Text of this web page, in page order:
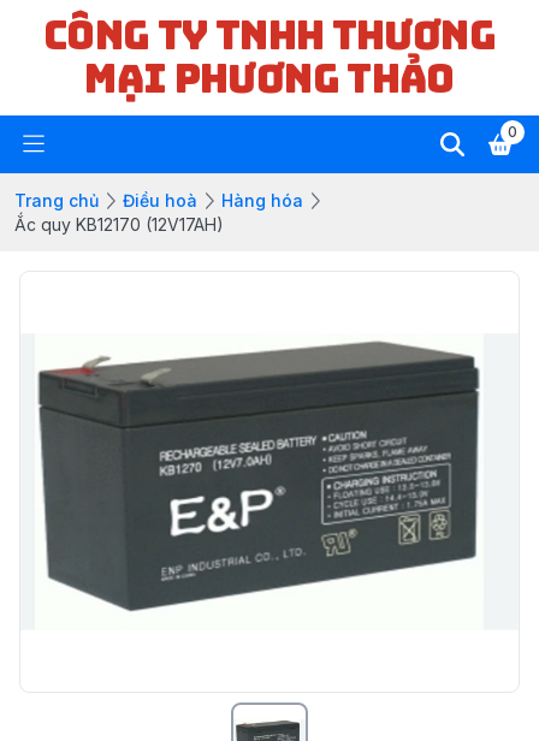
CÔNG TY TNHH THƯƠNG
MẠI PHƯƠNG THẢO
0
Trang chủ Điều hoà
Hàng hóa
Ắc quy KB12170 (12V17AH)